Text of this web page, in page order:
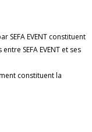
SEFA EVENT constituent
SEFA EVENT et ses
constituent la